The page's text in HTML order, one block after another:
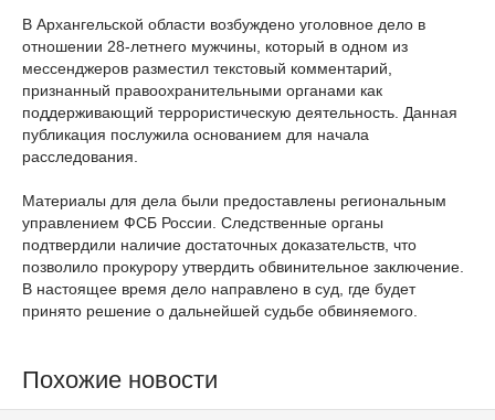
В Архангельской области возбуждено уголовное дело в
отношении 28-летнего мужчины, который в одном из
мессенджеров разместил текстовый комментарий,
признанный правоохранительными органами как
поддерживающий террористическую деятельность. Данная
публикация послужила основанием для начала
расследования.
Материалы для дела были предоставлены региональным
управлением ФСБ России. Следственные органы
подтвердили наличие достаточных доказательств, что
позволило прокурору утвердить обвинительное заключение.
В настоящее время дело направлено в суд, где будет
принято решение о дальнейшей судьбе обвиняемого.
Похожие новости